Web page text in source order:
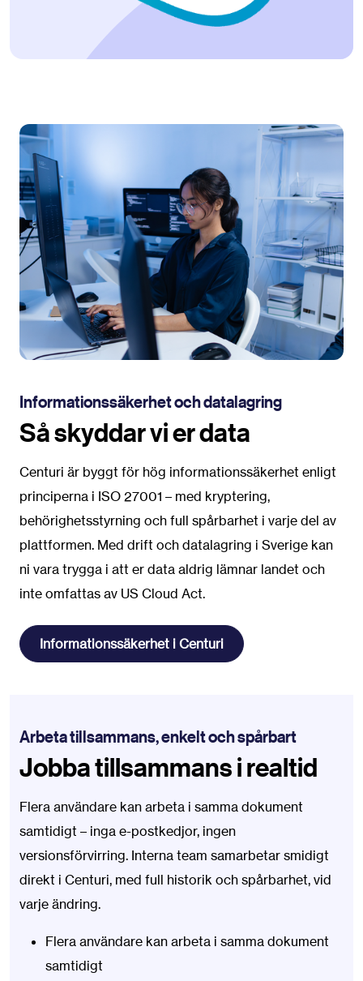
Informationssäkerhet och datalagring
Så skyddar vi er data
Centuri är byggt för hög informationssäkerhet enligt
principerna i ISO 27001 – med kryptering,
behörighetsstyrning och full spårbarhet i varje del av
plattformen. Med drift och datalagring i Sverige kan
ni vara trygga i att er data aldrig lämnar landet och
inte omfattas av US Cloud Act.
Informationssäkerhet i Centuri
Arbeta tillsammans, enkelt och spårbart
Jobba tillsammans i realtid
Flera användare kan arbeta i samma dokument
samtidigt – inga e-postkedjor, ingen
versionsförvirring. Interna team samarbetar smidigt
direkt i Centuri, med full historik och spårbarhet, vid
varje ändring.
Flera användare kan arbeta i samma dokument
samtidigt